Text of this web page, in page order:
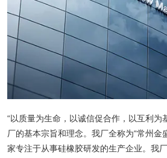
“以质量为生命，以诚信促合作，以互利为
厂的基本宗旨和理念。我厂全称为“常州金
家专注于从事硅橡胶研发的生产企业。我